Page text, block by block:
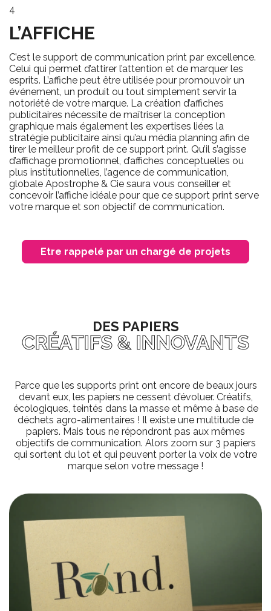
4
L’AFFICHE
C’est le support de communication print par excellence.
Celui qui permet d’attirer l’attention et de marquer les
esprits. L’affiche peut être utilisée pour promouvoir un
événement, un produit ou tout simplement servir la
notoriété de votre marque. La création d’affiches
publicitaires nécessite de maîtriser la conception
graphique mais également les expertises liées la
stratégie publicitaire ainsi qu’au média planning afin de
tirer le meilleur profit de ce support print. Qu’il s’agisse
d’affichage promotionnel, d’affiches conceptuelles ou
plus institutionnelles, l’agence de communication,
globale Apostrophe & Cie saura vous conseiller et
concevoir l’affiche idéale pour que ce support print serve
votre marque et son objectif de communication.
Etre rappelé par un chargé de projets
DES PAPIERS
CRÉATIFS & INNOVANTS
Parce que les supports print ont encore de beaux jours
devant eux, les papiers ne cessent d’évoluer. Créatifs,
écologiques, teintés dans la masse et même à base de
déchets agro-alimentaires ! Il existe une multitude de
papiers. Mais tous ne répondront pas aux mêmes
objectifs de communication. Alors zoom sur 3 papiers
qui sortent du lot et qui peuvent porter la voix de votre
marque selon votre message !